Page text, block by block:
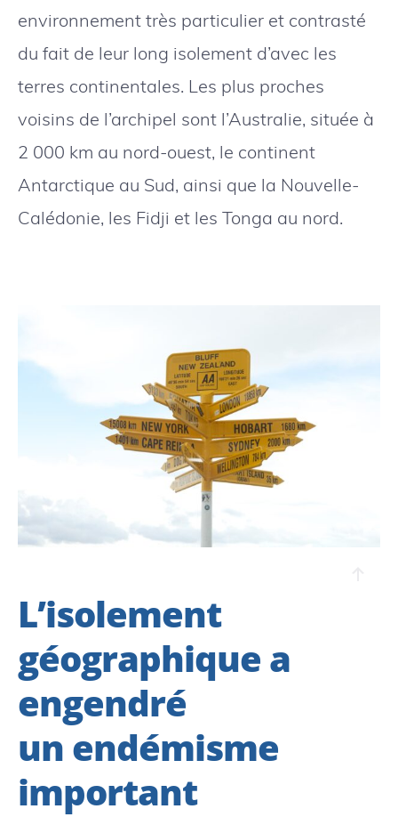
environnement très particulier et contrasté
du fait de leur long isolement d’avec les
terres continentales. Les plus proches
voisins de l’archipel sont l’Australie, située à
2 000 km au nord-ouest, le continent
Antarctique au Sud, ainsi que la Nouvelle-
Calédonie, les Fidji et les Tonga au nord.
L’isolement
géographique a
engendré
un endémisme
important